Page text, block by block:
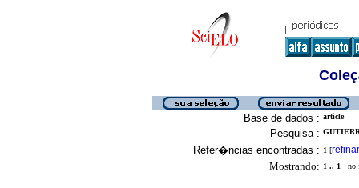
Base de dados : article
Pesquisa :
Refer�ncias encontradas : 1 [refinar
Mostrando: 1 .. 1 no